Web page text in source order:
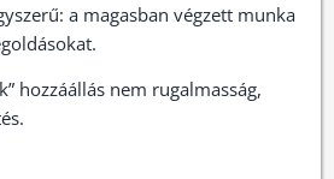
a magasban végzett munka
hozzáállás nem rugalmasság,